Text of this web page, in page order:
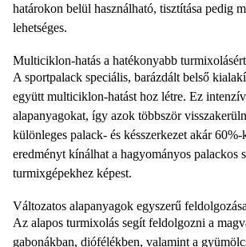
határokon belül használható, tisztítása pedig
lehetséges.
Multiciklon-hatás a hatékonyabb turmixolásért
A sportpalack speciális, barázdált belső
együtt multiciklon-hatást hoz létre. Ez
alapanyagokat, így azok többször
különleges palack- és késszerkezet akár
eredményt kínálhat a hagyományos palackos
turmixgépekhez képest.
Változatos alapanyagok egyszerű feldolgozása
Az alapos turmixolás segít feldolgozni a
gabonákban, diófélékben, valamint a